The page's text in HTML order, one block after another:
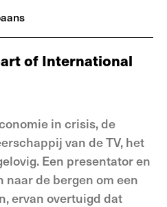
of International
in crisis, de
van de TV, het
Een presentator en
de bergen om een
ervan overtuigd dat